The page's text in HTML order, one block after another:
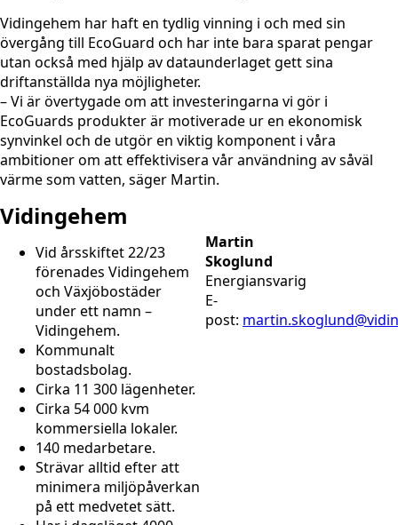
Vidingehem har haft en tydlig vinning i och med sin
övergång till EcoGuard och har inte bara sparat pengar
utan också med hjälp av dataunderlaget gett sina
driftanställda nya möjligheter.
– Vi är övertygade om att investeringarna vi gör i
EcoGuards produkter är motiverade ur en ekonomisk
synvinkel och de utgör en viktig komponent i våra
ambitioner om att effektivisera vår användning av såväl
värme som vatten, säger Martin.
Vidingehem
Vid årsskiftet 22/23
förenades Vidingehem
och Växjöbostäder
under ett namn –
Vidingehem.
Kommunalt
bostadsbolag.
Cirka 11 300 lägenheter.
Cirka 54 000 kvm
kommersiella lokaler.
140 medarbetare.
Strävar alltid efter att
minimera miljöpåverkan
på ett medvetet sätt.
Martin
Skoglund
Energiansvarig
E-
post: martin.skoglund